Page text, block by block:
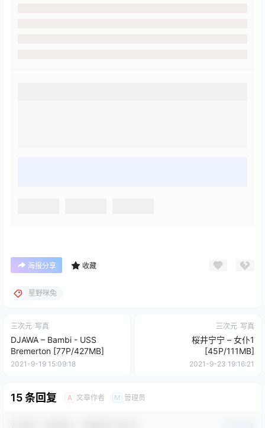
海报分享 收藏
星野咪兔
三次元 写真
DJAWA – Bambi - USS
Bremerton [77P/427MB]
2021-9-19 15:09:18
三次元 写真
桜井宁宁 – 女仆1
[45P/111MB]
2021-9-23 19:16:21
15 条回复 A 文章作者 M 管理员